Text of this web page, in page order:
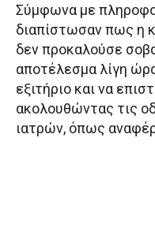
Σύμφωνα με
διαπίστωσαν πως η
δεν προκαλούσε
αποτέλεσμα λίγη
εξιτήριο και να
ακολουθώντας τις
ιατρών, όπως